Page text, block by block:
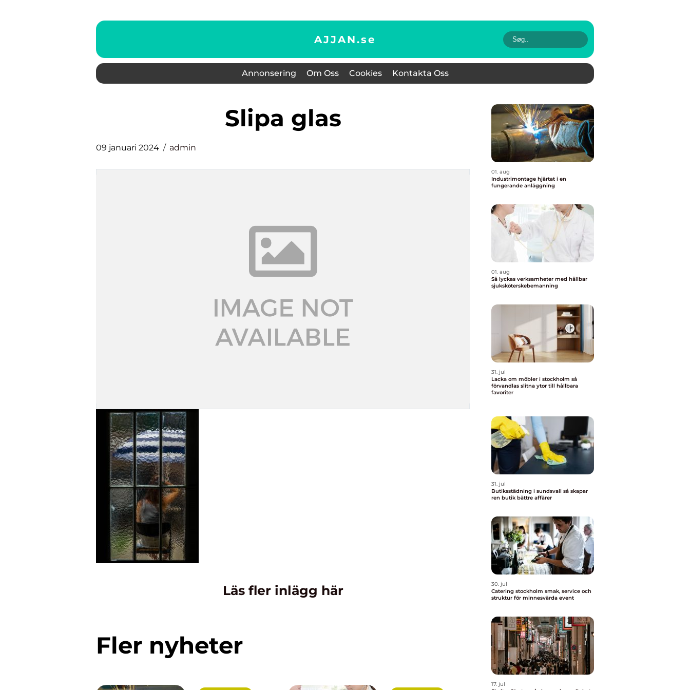
AJJAN.se
Annonsering Om Oss Cookies Kontakta Oss
Slipa glas
09 januari 2024 admin
Läs fler inlägg här
Fler nyheter
01. aug
Industrimontage hjärtat i en
fungerande anläggning
01. aug
Så lyckas verksamheter med hållbar
sjuksköterskebemanning
31. jul
Lacka om möbler i stockholm så
förvandlas slitna ytor till hållbara
favoriter
31. jul
Butiksstädning i sundsvall så skapar
ren butik bättre affärer
30. jul
Catering stockholm smak, service och
struktur för minnesvärda event
17. jul